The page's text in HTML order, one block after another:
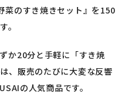
菜のすき焼きセット』を150
。
か20分と手軽に「すき焼
、販売のたびに大変な反響
の人気商品です。